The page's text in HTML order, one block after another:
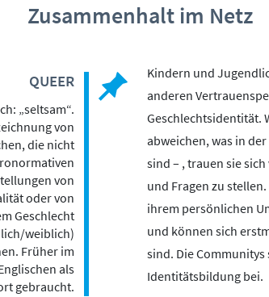
Zusammenhalt im Netz
QUEER
„seltsam“.
von
die nicht
von
oder von
Geschlecht
weiblich)
Früher im
als
gebraucht.
Kindern und
anderen
Geschlechtsidentität.
abweichen, was in
sind – , trauen sie
und Fragen zu
ihrem persönlichen
und können sich
sind. Die
Identitätsbildung bei.